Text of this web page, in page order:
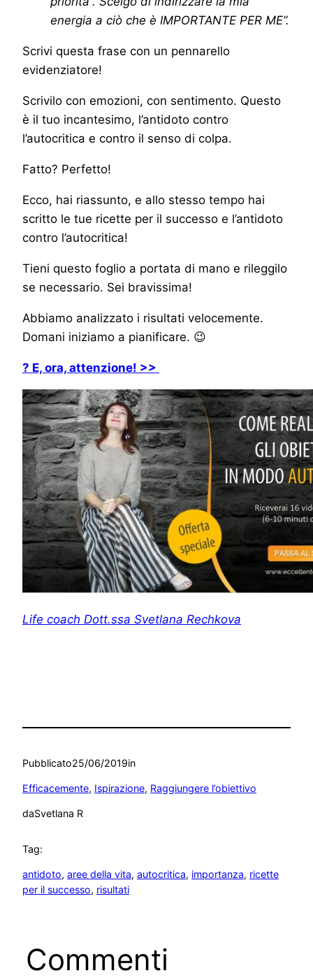
energia a ciò che è IMPORTANTE PER ME”.
Scrivi questa frase con un pennarello
evidenziatore!
Scrivilo con emozioni, con sentimento. Questo
è il tuo incantesimo, l’antidoto contro
l’autocritica e contro il senso di colpa.
Fatto? Perfetto!
Ecco, hai riassunto, e allo stesso tempo hai
scritto le tue ricette per il successo e l’antidoto
contro l’autocritica!
Tieni questo foglio a portata di mano e rileggilo
se necessario. Sei bravissima!
Abbiamo analizzato i risultati velocemente.
Domani iniziamo a pianificare. 😉
? E, ora, attenzione! >>
Life coach Dott.ssa Svetlana Rechkova
Pubblicato25/06/2019in
Efficacemente, Ispirazione, Raggiungere l’obiettivo
daSvetlana R
Tag:
antidoto, aree della vita, autocritica, importanza, ricette
per il successo, risultati
Commenti